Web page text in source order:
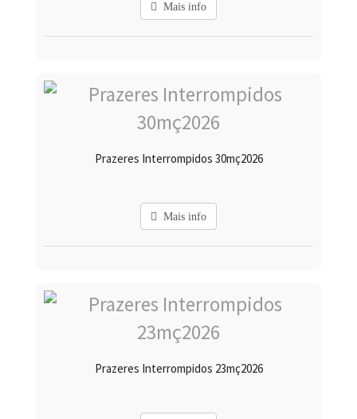
Mais info
Prazeres Interrompidos 30mç2026
Mais info
Prazeres Interrompidos 23mç2026